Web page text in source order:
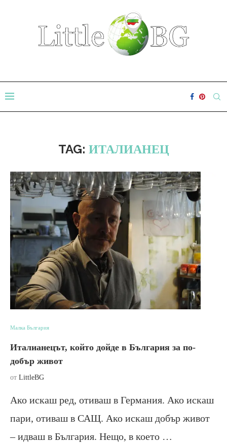
TAG: ИТАЛИАНЕЦ
Малка България
Италианецът, който дойде в България за по-
добър живот
от LittleBG
Ако искаш ред, отиваш в Германия. Ако искаш
пари, отиваш в САЩ. Ако искаш добър живот
– идваш в България. Нещо, в което …